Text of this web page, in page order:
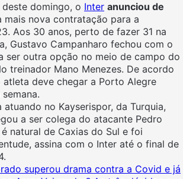
domingo, o Inter anunciou de
mais nova contratação para a
Aos 30 anos, perto de fazer 31 na
Gustavo Campanharo fechou com o
ser outra opção no meio de campo do
treinador Mano Menezes. De acordo
deve chegar a Porto Alegre
atuando no Kayserispor, da Turquia,
a ser colega do atacante Pedro
natural de Caxias do Sul e foi
assina com o Inter até o final de
superou drama contra a Covid e já